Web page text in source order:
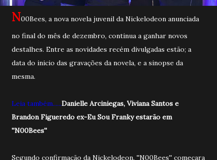
N00Bees, a nova novela juvenil da Nickelodeon anunciada
no final do mês de dezembro, continua a ganhar novos
destalhes. Entre as novidades recém divulgadas estão; a
data do inicio das gravações da novela, e a sinopse da
mesma.
Leia também......Danielle Arciniegas, Viviana Santos e
Brandon Figueredo ex-Eu Sou Franky estarão em
''N00Bees''
Segundo confirmação da Nickelodeon, ''N00Bees'' começara